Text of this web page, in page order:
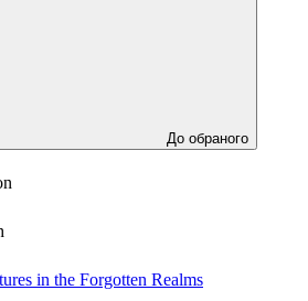
До обраного
in the Forgotten Realms